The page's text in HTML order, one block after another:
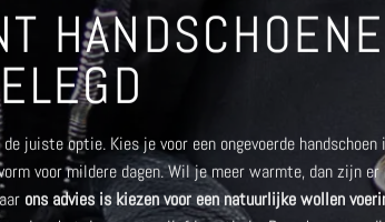
juiste optie. Kies je voor een ongevoerde
voor mildere dagen. Wil je meer warmte, dan zijn
ons advies is kiezen voor een natuurlijke wollen